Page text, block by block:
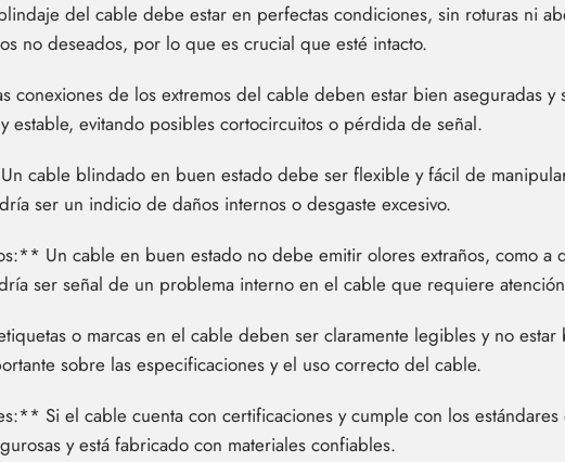
del cable debe estar en perfectas condiciones, sin roturas ni
no deseados, por lo que es crucial que esté intacto.
de los extremos del cable deben estar bien aseguradas y
estable, evitando posibles cortocircuitos o pérdida de señal.
cable blindado en buen estado debe ser flexible y fácil de
ser un indicio de daños internos o desgaste excesivo.
Un cable en buen estado no debe emitir olores extraños, como a
ser señal de un problema interno en el cable que requiere
o marcas en el cable deben ser claramente legibles y no estar
sobre las especificaciones y el uso correcto del cable.
Si el cable cuenta con certificaciones y cumple con los
y está fabricado con materiales confiables.